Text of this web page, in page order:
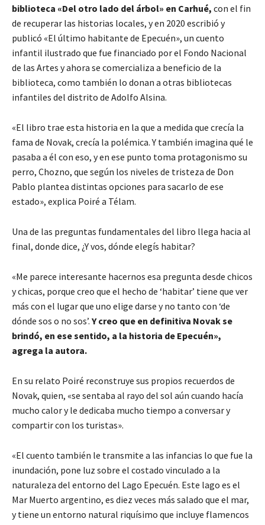
biblioteca «Del otro lado del árbol» en Carhué, con el fin
de recuperar las historias locales, y en 2020 escribió y
publicó «El último habitante de Epecuén», un cuento
infantil ilustrado que fue financiado por el Fondo Nacional
de las Artes y ahora se comercializa a beneficio de la
biblioteca, como también lo donan a otras bibliotecas
infantiles del distrito de Adolfo Alsina.
«El libro trae esta historia en la que a medida que crecía la
fama de Novak, crecía la polémica. Y también imagina qué le
pasaba a él con eso, y en ese punto toma protagonismo su
perro, Chozno, que según los niveles de tristeza de Don
Pablo plantea distintas opciones para sacarlo de ese
estado», explica Poiré a Télam.
Una de las preguntas fundamentales del libro llega hacia al
final, donde dice, ¿Y vos, dónde elegís habitar?
«Me parece interesante hacernos esa pregunta desde chicos
y chicas, porque creo que el hecho de ‘habitar’ tiene que ver
más con el lugar que uno elige darse y no tanto con ‘de
dónde sos o no sos’. Y creo que en definitiva Novak se
brindó, en ese sentido, a la historia de Epecuén»,
agrega la autora.
En su relato Poiré reconstruye sus propios recuerdos de
Novak, quien, «se sentaba al rayo del sol aún cuando hacía
mucho calor y le dedicaba mucho tiempo a conversar y
compartir con los turistas».
«El cuento también le transmite a las infancias lo que fue la
inundación, pone luz sobre el costado vinculado a la
naturaleza del entorno del Lago Epecuén. Este lago es el
Mar Muerto argentino, es diez veces más salado que el mar,
y tiene un entorno natural riquísimo que incluye flamencos